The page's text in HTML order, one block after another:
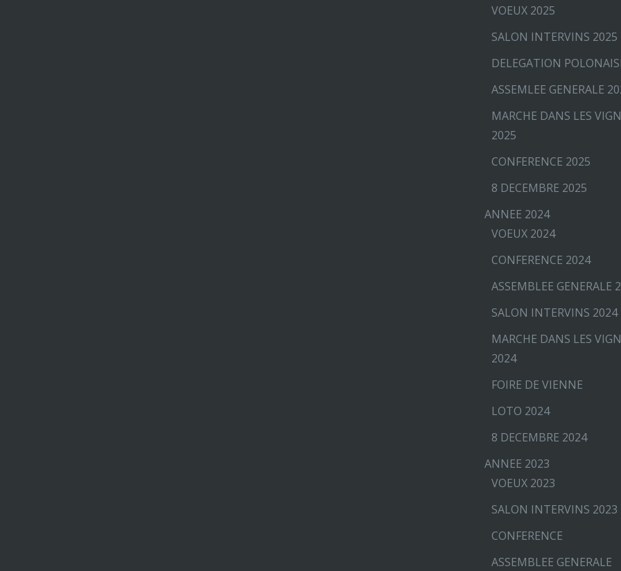
VOEUX 2025
SALON INTERVINS 2025
DELEGATION
ASSEMLEE GENERALE
MARCHE DANS LES
2025
CONFERENCE 2025
8 DECEMBRE 2025
ANNEE 2024
VOEUX 2024
CONFERENCE 2024
ASSEMBLEE GENERALE
SALON INTERVINS 2024
MARCHE DANS LES
2024
FOIRE DE VIENNE
LOTO 2024
8 DECEMBRE 2024
ANNEE 2023
VOEUX 2023
SALON INTERVINS 2023
CONFERENCE
ASSEMBLEE GENERALE